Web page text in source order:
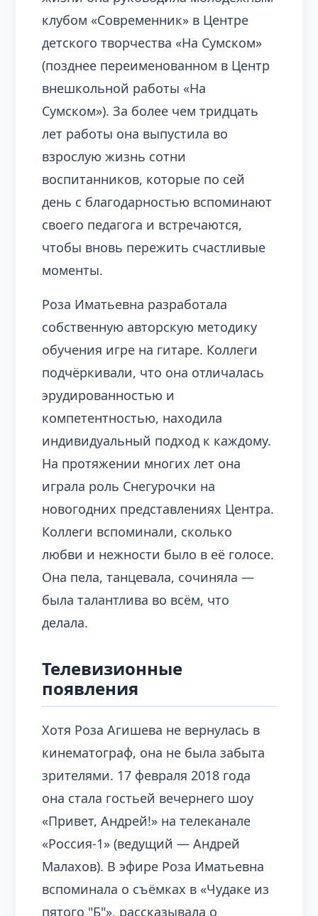
клубом «Современник» в Центре
детского творчества «На Сумском»
(позднее переименованном в Центр
внешкольной работы «На
Сумском»). За более чем тридцать
лет работы она выпустила во
взрослую жизнь сотни
воспитанников, которые по сей
день с благодарностью вспоминают
своего педагога и встречаются,
чтобы вновь пережить счастливые
моменты.
Роза Иматьевна разработала
собственную авторскую методику
обучения игре на гитаре. Коллеги
подчёркивали, что она отличалась
эрудированностью и
компетентностью, находила
индивидуальный подход к каждому.
На протяжении многих лет она
играла роль Снегурочки на
новогодних представлениях Центра.
Коллеги вспоминали, сколько
любви и нежности было в её голосе.
Она пела, танцевала, сочиняла —
была талантлива во всём, что
делала.
Телевизионные
появления
Хотя Роза Агишева не вернулась в
кинематограф, она не была забыта
зрителями. 17 февраля 2018 года
она стала гостьей вечернего шоу
«Привет, Андрей!» на телеканале
«Россия-1» (ведущий — Андрей
Малахов). В эфире Роза Иматьевна
вспоминала о съёмках в «Чудаке из
пятого "Б"», рассказывала о